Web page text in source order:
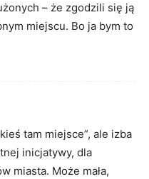
– że zgodzili się ją
miejscu. Bo ja bym to
tam miejsce”, ale izba
inicjatywy, dla
miasta. Może mała,